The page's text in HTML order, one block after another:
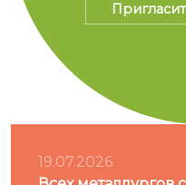
19.07.2026